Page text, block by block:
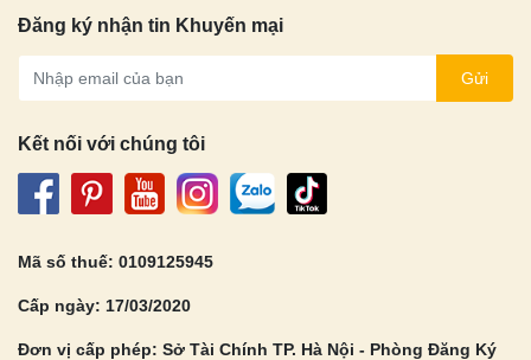
Đăng ký nhận tin Khuyến mại
Gửi
Kết nối với chúng tôi
Mã số thuế: 0109125945
Cấp ngày: 17/03/2020
Đơn vị cấp phép: Sở Tài Chính TP. Hà Nội - Phòng Đăng Ký